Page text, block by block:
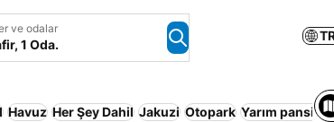
ve odalar
1 Oda.
Havuz Her Şey Dahil Jakuzi Otopark Yarım